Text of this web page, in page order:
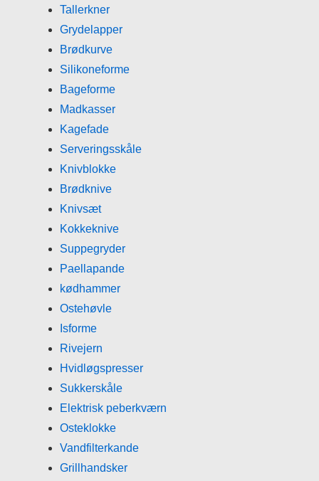
Tallerkner
Grydelapper
Brødkurve
Silikoneforme
Bageforme
Madkasser
Kagefade
Serveringsskåle
Knivblokke
Brødknive
Knivsæt
Kokkeknive
Suppegryder
Paellapande
kødhammer
Ostehøvle
Isforme
Rivejern
Hvidløgspresser
Sukkerskåle
Elektrisk peberkværn
Osteklokke
Vandfilterkande
Grillhandsker